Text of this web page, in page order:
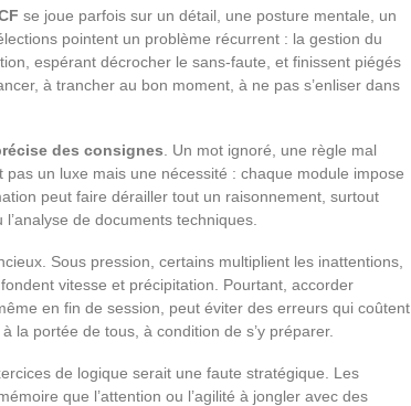
se joue parfois sur un détail, une posture mentale, un
pointent un problème récurrent : la gestion du
espérant décrocher le sans-faute, et finissent piégés
à trancher au bon moment, à ne pas s’enliser dans
des consignes . Un mot ignoré, une règle mal
pas un luxe mais une nécessité : chaque module impose
peut faire dérailler tout un raisonnement, surtout
de documents techniques.
Sous pression, certains multiplient les inattentions,
vitesse et précipitation. Pourtant, accorder
en fin de session, peut éviter des erreurs qui coûtent
la portée de tous, à condition de s’y préparer.
de logique serait une faute stratégique. Les
que l’attention ou l’agilité à jongler avec des